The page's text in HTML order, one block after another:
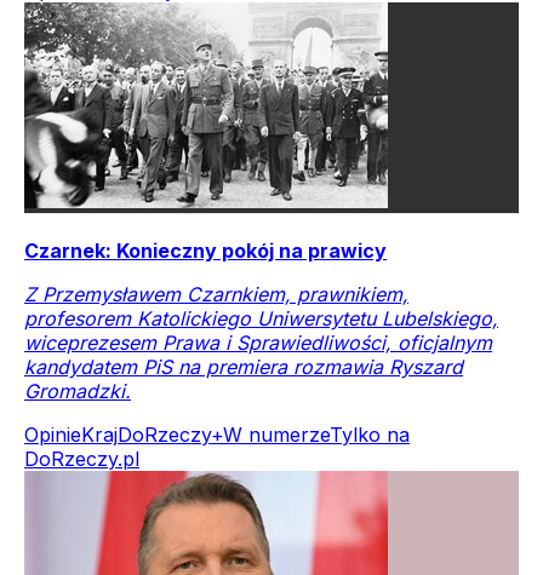
Czarnek: Konieczny pokój na prawicy
Z Przemysławem Czarnkiem, prawnikiem,
profesorem Katolickiego Uniwersytetu Lubelskiego,
wiceprezesem Prawa i Sprawiedliwości, oficjalnym
kandydatem PiS na premiera rozmawia Ryszard
Gromadzki.
OpinieKrajDoRzeczy+W numerzeTylko na
DoRzeczy.pl